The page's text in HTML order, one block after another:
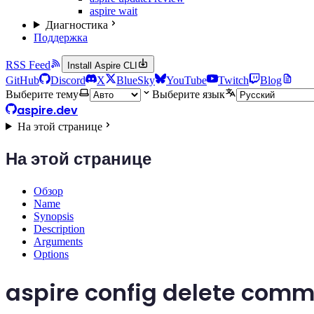
aspire wait
Диагностика
Поддержка
RSS Feed Install Aspire CLI
GitHub Discord X BlueSky YouTube Twitch
Blog
Выберите тему
Выберите язык
aspire.dev
На этой странице
На этой странице
Обзор
Name
Synopsis
Description
Arguments
Options
aspire config delete